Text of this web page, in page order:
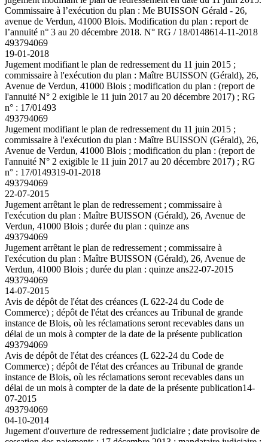
Commissaire à l’exécution du plan : Me BUISSON Gérald - 26,
avenue de Verdun, 41000 Blois. Modification du plan : report de
l’annuité n° 3 au 20 décembre 2018. N° RG / 18/0148614-11-2018
493794069
19-01-2018
Jugement modifiant le plan de redressement du 11 juin 2015 ;
commissaire à l'exécution du plan : Maître BUISSON (Gérald), 26,
Avenue de Verdun, 41000 Blois ; modification du plan : (report de
l'annuité N° 2 exigible le 11 juin 2017 au 20 décembre 2017) ; RG
n° : 17/01493
493794069
Jugement modifiant le plan de redressement du 11 juin 2015 ;
commissaire à l'exécution du plan : Maître BUISSON (Gérald), 26,
Avenue de Verdun, 41000 Blois ; modification du plan : (report de
l'annuité N° 2 exigible le 11 juin 2017 au 20 décembre 2017) ; RG
n° : 17/0149319-01-2018
493794069
22-07-2015
Jugement arrêtant le plan de redressement ; commissaire à
l'exécution du plan : Maître BUISSON (Gérald), 26, Avenue de
Verdun, 41000 Blois ; durée du plan : quinze ans
493794069
Jugement arrêtant le plan de redressement ; commissaire à
l'exécution du plan : Maître BUISSON (Gérald), 26, Avenue de
Verdun, 41000 Blois ; durée du plan : quinze ans22-07-2015
493794069
14-07-2015
Avis de dépôt de l'état des créances (L 622-24 du Code de
Commerce) ; dépôt de l'état des créances au Tribunal de grande
instance de Blois, où les réclamations seront recevables dans un
délai de un mois à compter de la date de la présente publication
493794069
Avis de dépôt de l'état des créances (L 622-24 du Code de
Commerce) ; dépôt de l'état des créances au Tribunal de grande
instance de Blois, où les réclamations seront recevables dans un
délai de un mois à compter de la date de la présente publication14-
07-2015
493794069
04-10-2014
Jugement d'ouverture de redressement judiciaire ; date provisoire de